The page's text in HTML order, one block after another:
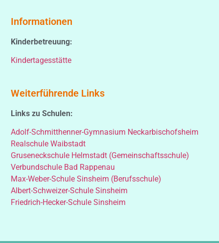
Informationen
Kinderbetreuung:
Kindertagesstätte
Weiterführende Links
Links zu Schulen:
Adolf-Schmitthenner-Gymnasium Neckarbischofsheim
Realschule Waibstadt
Gruseneckschule Helmstadt (Gemeinschaftsschule)
Verbundschule Bad Rappenau
Max-Weber-Schule Sinsheim (Berufsschule)
Albert-Schweizer-Schule Sinsheim
Friedrich-Hecker-Schule Sinsheim